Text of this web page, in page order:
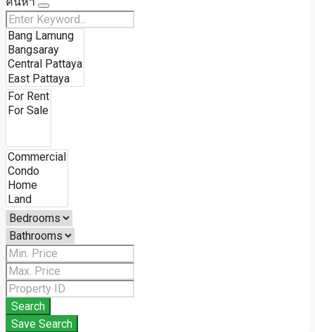
Search
Save Search